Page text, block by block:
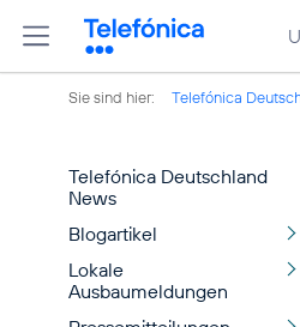
Sie sind hier: Telefónica
Telefónica Deutschland
News
Blogartikel
Lokale
Ausbaumeldungen